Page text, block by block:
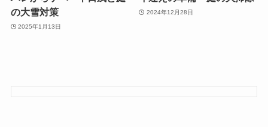
の大雪対策
2025年1月13日
2024年12月28日